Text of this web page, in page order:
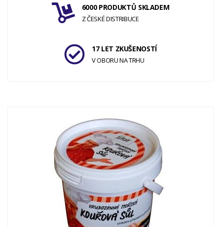
6000 PRODUKTŮ SKLADEM
Z ČESKÉ DISTRIBUCE
17 LET ZKUŠENOSTÍ
V OBORU NA TRHU